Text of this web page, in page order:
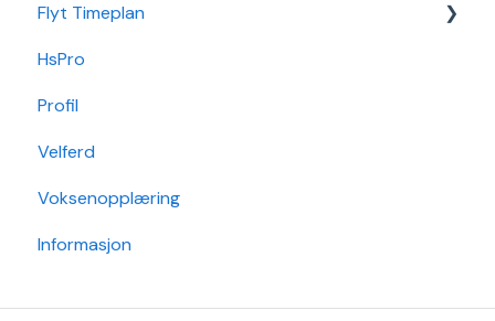
Økonomi
Nettverk
Elevportal
Foresattportal
Min Skole - Ansattapp
Min Skole - Foresattapp
SFO
Arkiv/VSA
Godkjenning
Hendelse
Hovedperson
Post
Sak
Flyt Timeplan
Daglig bruk
Min side/ansatt
Timeplanlegging
Rapporter
Grunndata
HsPro
Profil
Velferd
Voksenopplæring
Informasjon